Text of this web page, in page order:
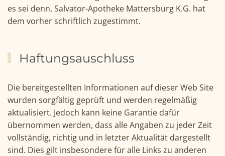
es sei denn, Salvator-Apotheke Mattersburg K.G. hat
dem vorher schriftlich zugestimmt.
Haftungsauschluss
Die bereitgestellten Informationen auf dieser Web Site
wurden sorgfältig geprüft und werden regelmäßig
aktualisiert. Jedoch kann keine Garantie dafür
übernommen werden, dass alle Angaben zu jeder Zeit
vollständig, richtig und in letzter Aktualität dargestellt
sind. Dies gilt insbesondere für alle Links zu anderen